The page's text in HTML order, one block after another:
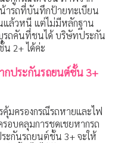
ารถที่บันทึกป้ายทะเบียน
แล้วหนี แต่ไม่มีหลักฐาน
รถคันที่ชนได้ บริษัทประกัน
น 2+ ได้ค่ะ
กประกันรถยนต์ชั้น 3+
มครองกรณีรถหายและไฟ
อบคลุมการชดเชยหากรถ
ะกันรถยนต์ชั้น 3+ จะให้